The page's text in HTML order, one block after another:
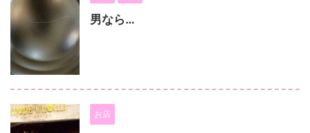
男なら…
お店